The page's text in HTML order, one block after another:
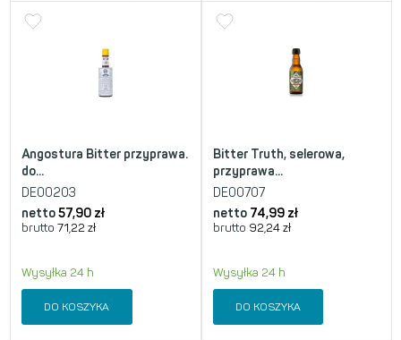
Angostura Bitter przyprawa.
do...
DE00203
netto57,90 zł
brutto 71,22 zł
Wysyłka 24 h
DO KOSZYKA
Bitter Truth, selerowa,
przyprawa...
DE00707
netto 74,99 zł
brutto 92,24 zł
Wysyłka 24 h
DO KOSZYKA